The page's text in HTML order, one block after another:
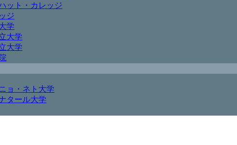
ット・カレッジ
ジ
学
大学
大学
ョ・ネト大学
タール大学